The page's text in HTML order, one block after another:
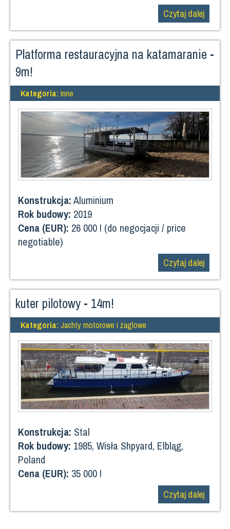
Czytaj dalej
Platforma restauracyjna na katamaranie -
9m!
Kategoria: Inne
Konstrukcja:Aluminium
Rok budowy: 2019
Cena (EUR): 26 000 ! (do negocjacji / price
negotiable)
Czytaj dalej
kuter pilotowy - 14m!
Kategoria: Jachty motorowe i żaglowe
Konstrukcja: Stal
Rok budowy: 1985, Wisła Shpyard, Elbląg,
Poland
Cena (EUR): 35 000 !
Czytaj dalej